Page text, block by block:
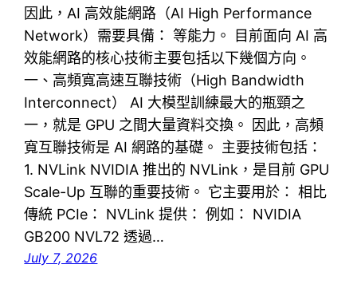
因此，AI 高效能網路（AI High Performance
Network）需要具備： 等能力。 目前面向 AI 高
效能網路的核心技術主要包括以下幾個方向。
一、高頻寬高速互聯技術（High Bandwidth
Interconnect） AI 大模型訓練最大的瓶頸之
一，就是 GPU 之間大量資料交換。 因此，高頻
寬互聯技術是 AI 網路的基礎。 主要技術包括：
1. NVLink NVIDIA 推出的 NVLink，是目前 GPU
Scale-Up 互聯的重要技術。 它主要用於： 相比
傳統 PCIe： NVLink 提供： 例如： NVIDIA
GB200 NVL72 透過…
July 7, 2026